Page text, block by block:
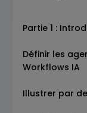
Partie 1 :
Définir les
Workflows IA
Illustrer par